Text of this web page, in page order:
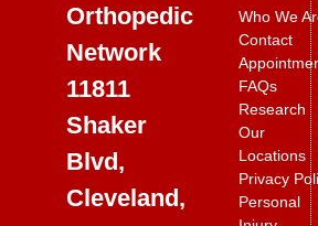
Orthopedic
Network
11811
Shaker
Blvd,
Cleveland,
Who We
Contact
FAQs
Research
Our
Locations
Privacy
Personal